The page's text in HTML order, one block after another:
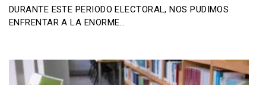
DURANTE ESTE PERIODO ELECTORAL, NOS PUDIMOS
ENFRENTAR A LA ENORME…